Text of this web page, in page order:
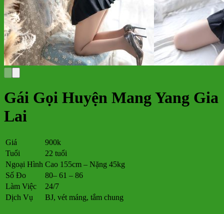
Gái Gọi Huyện Mang Yang Gia
Lai
Giá
900k
Tuổi
22 tuổi
Ngoại Hình Cao 155cm – Nặng 45kg
Số Đo
80– 61 – 86
Làm Việc
24/7
Dịch Vụ
BJ, vét máng, tắm chung